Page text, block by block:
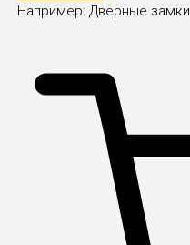
Например:Дверные замки